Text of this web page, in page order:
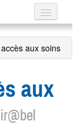
aux soins
aux